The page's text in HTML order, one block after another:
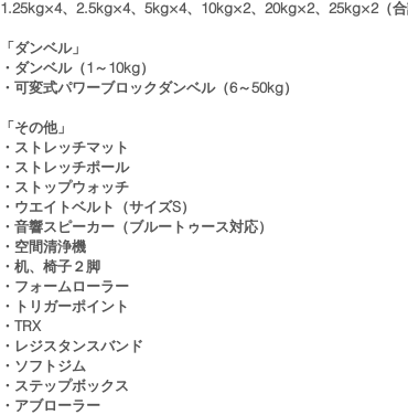
1.25kg×4、2.5kg×4、5kg×4、10kg×2、20kg×2、25kg×2（
「ダンベル」
・ダンベル（1～10kg）
・可変式パワーブロックダンベル（6～50kg）
「その他」
・ストレッチマット
・ストレッチポール
・ストップウォッチ
・ウエイトベルト（サイズS）
・音響スピーカー（ブルートゥース対応）
・空間清浄機​
​​・机、椅子２脚
・フォームローラー
・トリガーポイント
・TRX
・レジスタンスバンド ​
・ソフトジム ​
・ステップボックス ​
・アブローラー